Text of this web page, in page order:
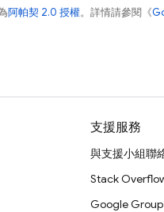
阿帕契 2.0 授權。詳情請參閱《
支援服務
與支援小組聯
Stack
Google Group